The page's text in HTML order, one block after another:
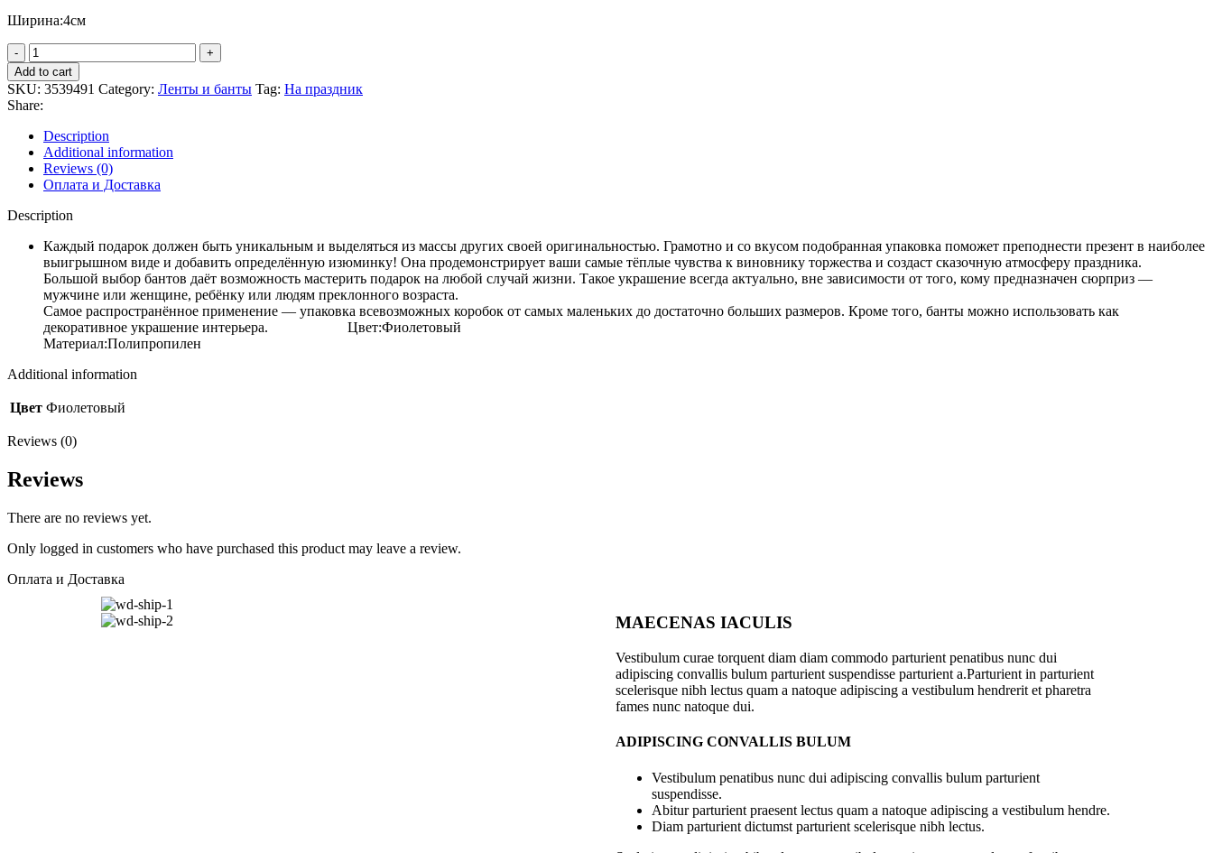
Ширина:4см
Add to cart
SKU: 3539491 Category: Ленты и банты Tag: На праздник
Share:
Description
Additional information
Reviews (0)
Оплата и Доставка
Description
Каждый подарок должен быть уникальным и выделяться из массы других своей оригинальностью. Грамотно и со вкусом подобранная упаковка поможет преподнести презент в наиболее
выигрышном виде и добавить определённую изюминку! Она продемонстрирует ваши самые тёплые чувства к виновнику торжества и создаст сказочную атмосферу праздника.
Большой выбор бантов даёт возможность мастерить подарок на любой случай жизни. Такое украшение всегда актуально, вне зависимости от того, кому предназначен сюрприз —
мужчине или женщине, ребёнку или людям преклонного возраста.
Самое распространённое применение — упаковка всевозможных коробок от самых маленьких до достаточно больших размеров. Кроме того, банты можно использовать как
декоративное украшение интерьера. Цвет:Фиолетовый
Материал:Полипропилен
Additional information
Цвет Фиолетовый
Reviews (0)
Reviews
There are no reviews yet.
Only logged in customers who have purchased this product may leave a review.
Оплата и Доставка
MAECENAS IACULIS
Vestibulum curae torquent diam diam commodo parturient penatibus nunc dui
adipiscing convallis bulum parturient suspendisse parturient a.Parturient in parturient
scelerisque nibh lectus quam a natoque adipiscing a vestibulum hendrerit et pharetra
fames nunc natoque dui.
ADIPISCING CONVALLIS BULUM
Vestibulum penatibus nunc dui adipiscing convallis bulum parturient
suspendisse.
Abitur parturient praesent lectus quam a natoque adipiscing a vestibulum hendre.
Diam parturient dictumst parturient scelerisque nibh lectus.